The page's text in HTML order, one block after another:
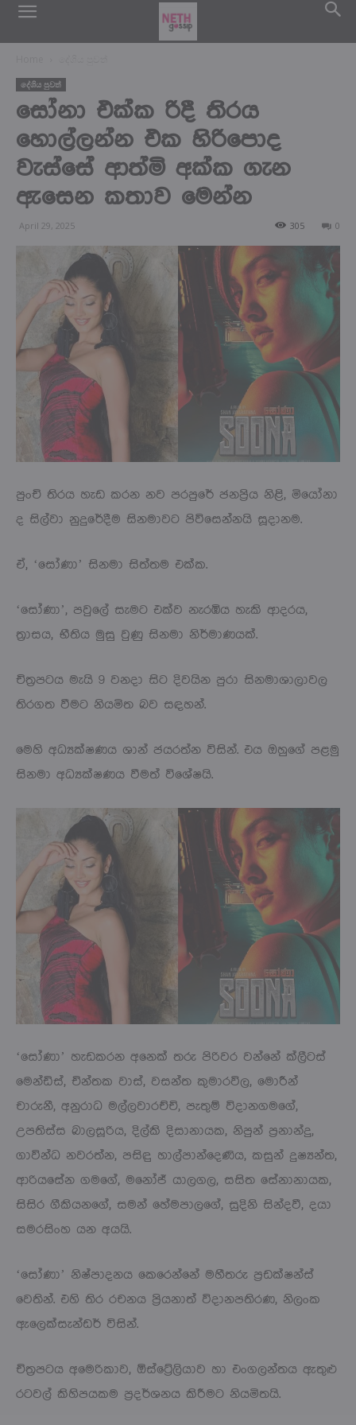
දේශිය පුවත්
සෝනා එක්ක රිදී තිරය
හොල්ලන්න එක හිරිපොද
වැස්සේ ආත්මි අක්ක ගැන
ඇසෙන කතාව මෙන්න
April 29, 2025 0
305
පුංචි තිරය හැඩ කරන නව පරපුරේ ජනප්‍රිය නිළි, මියෝනා
ද සිල්වා නුදුරේදීම සිනමාවට පිවිසෙන්නයි සූදානම.
ඒ, ‘සෝණා’ සිනමා සිත්තම එක්ක.
‘සෝණා’, පවුලේ සැමට එක්ව නැරඹිය හැකි ආදරය,
ත්‍රාසය, භීතිය මුසු වුණු සිනමා නිර්මාණයක්.
චිත්‍රපටය මැයි 9 වනදා සිට දිවයින පුරා සිනමාශාලාවල
තිරගත වීමට නියමිත බව සඳහන්.
මෙහි අධ්‍යක්ෂණය ශාන් ජයරත්න විසින්. එය ඔහුගේ පළමු
සිනමා අධ්‍යක්ෂණය වීමත් විශේෂයි.
‘සෝණා’ හැඩකරන අනෙක් තරු පිරිවර වන්නේ ක්ලීටස්
මෙන්ඩිස්, චින්තක වාස්, වසන්ත කුමාරවිල, මොරීන්
චාරුනී, අනුරාධ මල්ලවාරච්චි, පැතුම් විදානගමගේ,
උපතිස්ස බාලසූරිය, දිල්කි දිසානායක, නිපුන් ප්‍රනාන්දු,
ගාවින්ධ නවරත්න, පසිඳු හාල්පාන්දෙණිය, කසුන් දුෂ්‍යන්ත,
ආරියසේන ගමගේ, මනෝජ් යාලගල, සසිත සේනානායක,
සිසිර ගීකියනගේ, සමන් හේමපාලගේ, සුදිනි සින්දවී, දයා
සමරසිංහ යන අයයි.
‘සෝණා’ නිෂ්පාදනය කෙරෙන්නේ මහීතරු ප්‍රඩක්ෂන්ස්
වෙතින්. එහි තිර රචනය ප්‍රියනාත් විදානපතිරණ, නිලංක
ඇලෙක්සැන්ඩර් විසින්.
චිත්‍රපටය අමෙරිකාව, ඕස්ට්‍රේලියාව හා එංගලන්තය ඇතුළු
රටවල් කිහිපයකම ප්‍රදර්ශනය කිරීමට නියමිතයි.